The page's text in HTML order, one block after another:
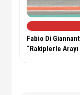
Fabio Di
“Rakiplerle Arayı